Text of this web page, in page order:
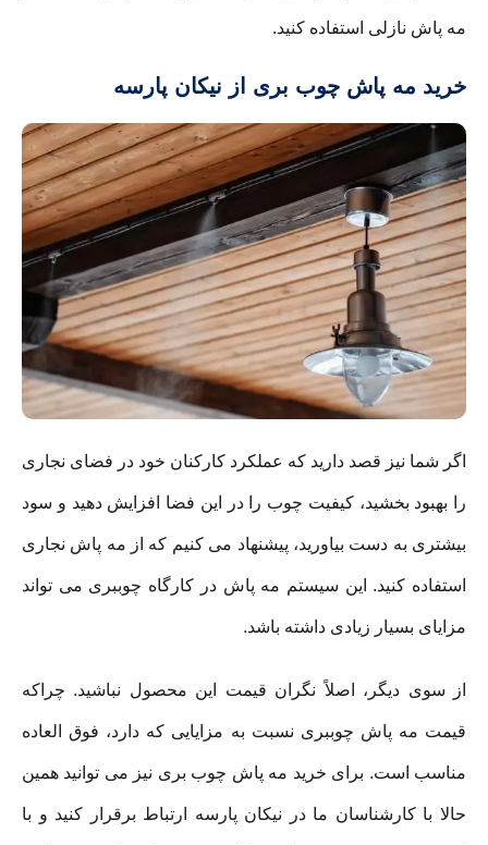
مه پاش نازلی استفاده کنید.
خرید مه پاش چوب بری از نیکان پارسه
اگر شما نیز قصد دارید که عملکرد کارکنان خود در فضای نجاری
را بهبود بخشید، کیفیت چوب را در این فضا افزایش دهید و سود
بیشتری به دست بیاورید، پیشنهاد می کنیم که از مه پاش نجاری
استفاده کنید. این سیستم مه پاش در کارگاه چوببری می تواند
مزایای بسیار زیادی داشته باشد.
از سوی دیگر، اصلاً نگران قیمت این محصول نباشید. چراکه
قیمت مه پاش چوببری نسبت به مزایایی که دارد، فوق العاده
مناسب است. برای خرید مه پاش چوب بری نیز می توانید همین
حالا با کارشناسان ما در نیکان پارسه ارتباط برقرار کنید و با